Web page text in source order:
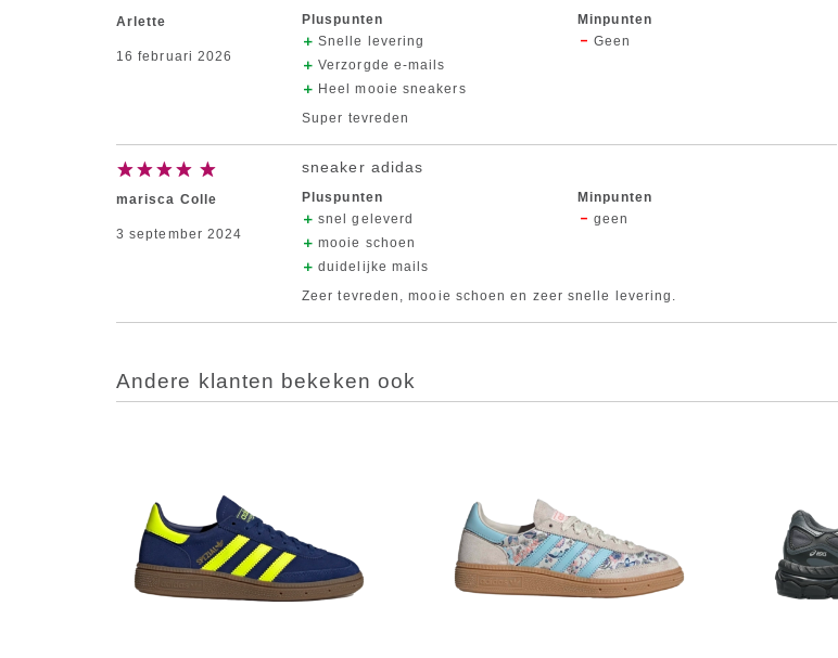
Arlette
16 februari 2026
Pluspunten
Snelle levering
Verzorgde e-mails
Heel mooie sneakers
Minpunten
Geen
Super tevreden
marisca Colle
3 september 2024
sneaker adidas
Pluspunten
snel geleverd
mooie schoen
duidelijke mails
Minpunten
geen
Zeer tevreden, mooie schoen en zeer snelle levering.
Andere klanten bekeken ook